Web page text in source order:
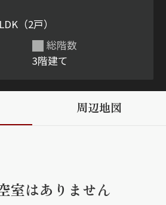
ート
ニア向け
（2戸）
総階数
3階建て
周辺地図
室はありません